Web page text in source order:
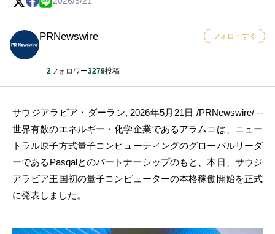
PRNewswire
2フォロワー3279投稿
フォローする
サウジアラビア・ダーラン, 2026年5月21日 /PRNewswire/ --
世界有数のエネルギー・化学企業であるアラムコは、ニュー
トラル原子方式量子コンピューティングのグローバルリーダ
ーであるPasqalとのパートナーシップのもと、本日、サウジ
アラビア王国初の量子コンピューターの本格稼働開始を正式
に発表しました。